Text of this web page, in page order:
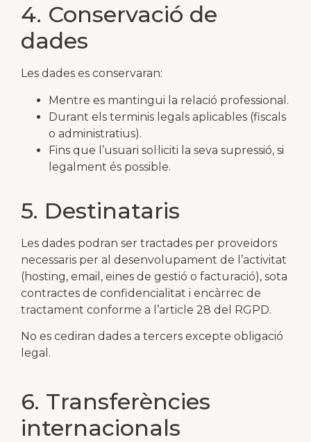
4. Conservació de
dades
Les dades es conservaran:
Mentre es mantingui la relació professional.
Durant els terminis legals aplicables (fiscals
o administratius).
Fins que l’usuari sol·liciti la seva supressió, si
legalment és possible.
5. Destinataris
Les dades podran ser tractades per proveïdors
necessaris per al desenvolupament de l’activitat
(hosting, email, eines de gestió o facturació), sota
contractes de confidencialitat i encàrrec de
tractament conforme a l’article 28 del RGPD.
No es cediran dades a tercers excepte obligació
legal.
6. Transferències
internacionals